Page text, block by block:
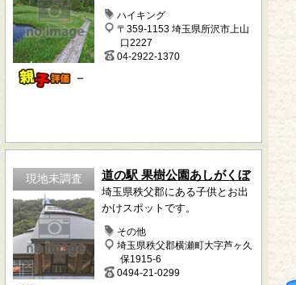
－
ハイキング
〒359-1153 埼玉県所沢市上山
口2227
04-2922-1370
現地未調査 道の駅 果樹公園あしがくぼ
埼玉県秩父郡にある子供とお出
かけスポットです。
その他
埼玉県秩父郡横瀬町大字芦ヶ久
保1915-6
0494-21-0299